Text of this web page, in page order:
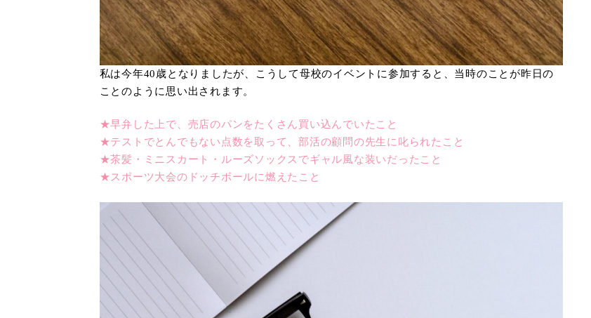
私は今年40歳となりましたが、こうして母校のイベントに参加すると、当時のことが昨日の
ことのように思い出されます。
★早弁した上で、売店のパンをたくさん買い込んでいたこと
★テストでとんでもない点数を取って、部活の顧問の先生に叱られたこと
★茶髪・ミニスカート・ルーズソックスでギャル風な装いだったこと
★スポーツ大会のドッチボールに燃えたこと